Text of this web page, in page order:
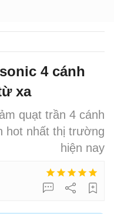
4 cánh
xa
quạt trần 4 cánh
hot nhất thị trường
hiện nay